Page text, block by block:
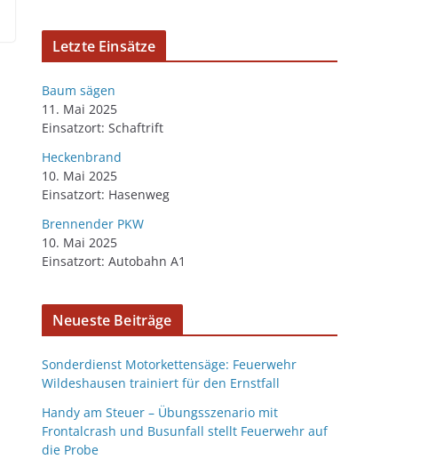
Letzte Einsätze
Baum sägen
11. Mai 2025
Einsatzort: Schaftrift
Heckenbrand
10. Mai 2025
Einsatzort: Hasenweg
Brennender PKW
10. Mai 2025
Einsatzort: Autobahn A1
Neueste Beiträge
Sonderdienst Motorkettensäge: Feuerwehr
Wildeshausen trainiert für den Ernstfall
Handy am Steuer – Übungsszenario mit
Frontalcrash und Busunfall stellt Feuerwehr auf
die Probe